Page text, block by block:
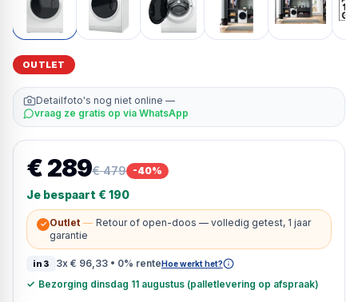
OUTLET
Detailfoto's nog niet online —
vraag ze gratis op via WhatsApp
€ 289€ 479 -40%
Je bespaart € 190
✓ Outlet — Retour of open-doos — volledig getest, 1 jaar
garantie
in3 3x € 96,33• 0% renteHoe werkt het?
✓ Bezorging dinsdag 11 augustus (palletlevering op afspraak)